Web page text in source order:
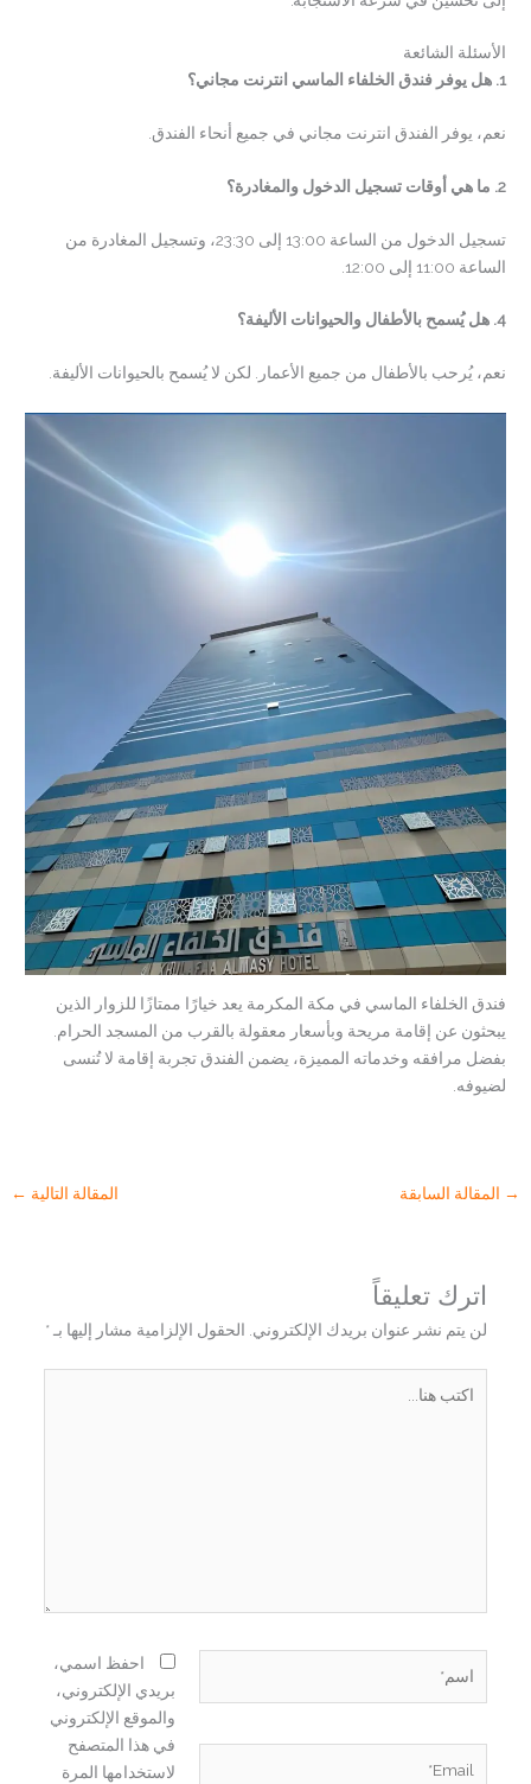
الأسئلة الشائعة
1. هل يوفر فندق الخلفاء الماسي انترنت مجاني؟
نعم، يوفر الفندق انترنت مجاني في جميع أنحاء الفندق.
2. ما هي أوقات تسجيل الدخول والمغادرة؟
تسجيل الدخول من الساعة 13:00 إلى 23:30، وتسجيل المغادرة من
الساعة 11:00 إلى 12:00.
4. هل يُسمح بالأطفال والحيوانات الأليفة؟
نعم، يُرحب بالأطفال من جميع الأعمار. لكن لا يُسمح بالحيوانات الأليفة.
فندق الخلفاء الماسي في مكة المكرمة يعد خيارًا ممتازًا للزوار الذين
يبحثون عن إقامة مريحة وبأسعار معقولة بالقرب من المسجد الحرام.
بفضل مرافقه وخدماته المميزة، يضمن الفندق تجربة إقامة لا تُنسى
لضيوفه.
→ المقالة السابقة المقالة التالية ←
اترك تعليقاً
لن يتم نشر عنوان بريدك الإلكتروني. الحقول الإلزامية مشار إليها بـ *
احفظ اسمي،
بريدي الإلكتروني،
والموقع الإلكتروني
في هذا المتصفح
لاستخدامها المرة